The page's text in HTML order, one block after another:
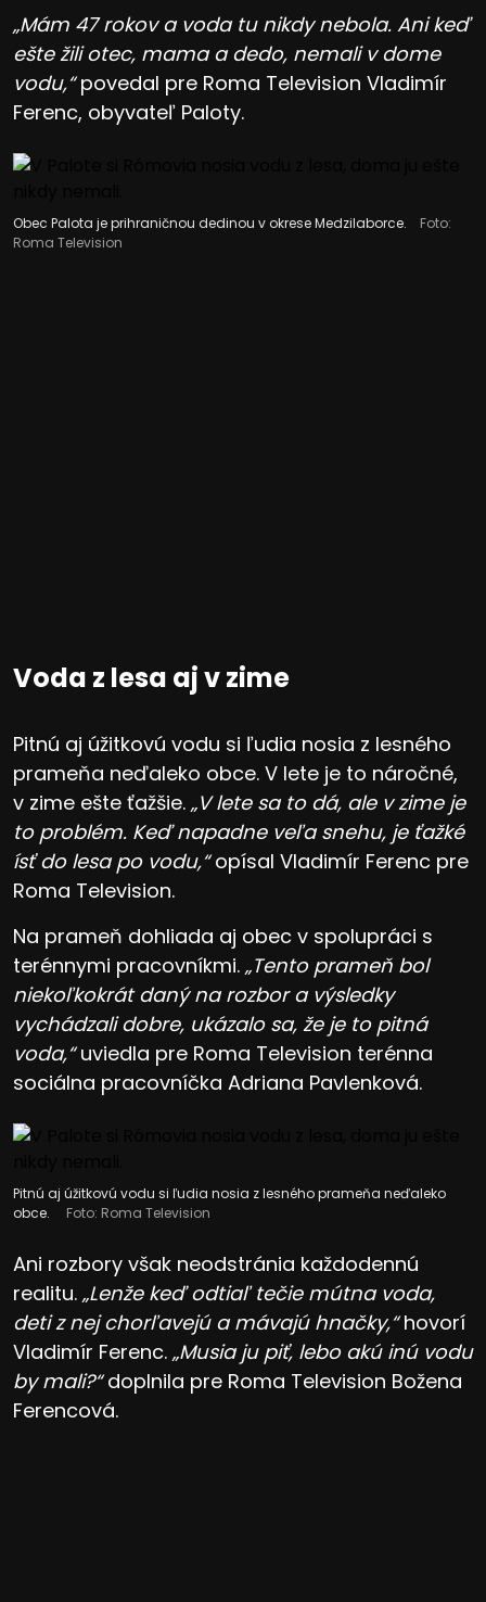
„Mám 47 rokov a voda tu nikdy nebola. Ani keď
ešte žili otec, mama a dedo, nemali v dome
vodu,“povedal pre Roma Television Vladimír
Ferenc, obyvateľ Paloty.
Obec Palota je prihraničnou dedinou v okrese Medzilaborce.
Foto:
Roma Television
Voda z lesa aj v zime
Pitnú aj úžitkovú vodu si ľudia nosia z lesného
prameňa neďaleko obce. V lete je to náročné,
v zime ešte ťažšie. „V lete sa to dá, ale v zime je
to problém. Keď napadne veľa snehu, je ťažké
ísť do lesa po vodu,“opísal Vladimír Ferenc pre
Roma Television.
Na prameň dohliada aj obec v spolupráci s
terénnymi pracovníkmi. „Tento prameň bol
niekoľkokrát daný na rozbor a výsledky
vychádzali dobre, ukázalo sa, že je to pitná
voda,“uviedla pre Roma Television terénna
sociálna pracovníčka Adriana Pavlenková.
Pitnú aj úžitkovú vodu si ľudia nosia z lesného prameňa neďaleko
obce.
Foto: Roma Television
Ani rozbory však neodstránia každodennú
realitu. „Lenže keď odtiaľ tečie mútna voda,
deti z nej chorľavejú a mávajú hnačky,“hovorí
Vladimír Ferenc. „Musia ju piť, lebo akú inú vodu
by mali?“doplnila pre Roma Television Božena
Ferencová.